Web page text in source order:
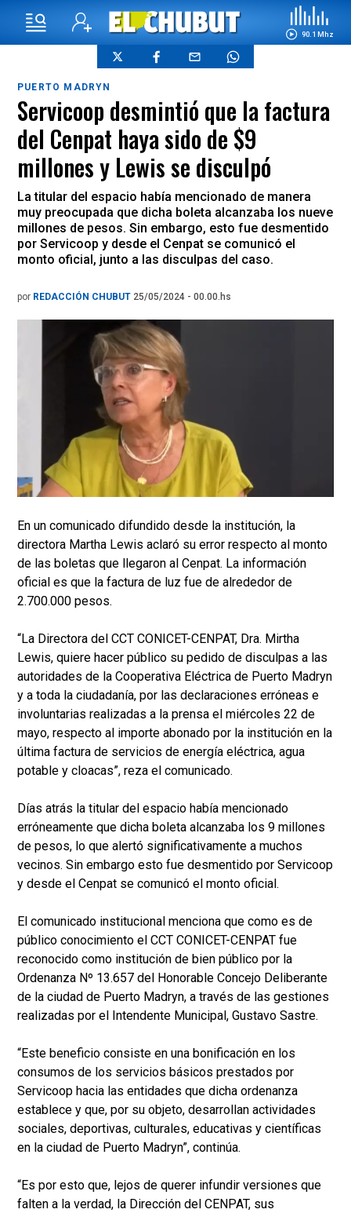
90.1 Mhz
PUERTO MADRYN
Servicoop desmintió que la factura
del Cenpat haya sido de $9
millones y Lewis se disculpó
La titular del espacio había mencionado de manera
muy preocupada que dicha boleta alcanzaba los nueve
millones de pesos. Sin embargo, esto fue desmentido
por Servicoop y desde el Cenpat se comunicó el
monto oficial, junto a las disculpas del caso.
por REDACCIÓN CHUBUT 25/05/2024 - 00.00.hs
En un comunicado difundido desde la institución, la
directora Martha Lewis aclaró su error respecto al monto
de las boletas que llegaron al Cenpat. La información
oficial es que la factura de luz fue de alrededor de
2.700.000 pesos.
“La Directora del CCT CONICET-CENPAT, Dra. Mirtha
Lewis, quiere hacer público su pedido de disculpas a las
autoridades de la Cooperativa Eléctrica de Puerto Madryn
y a toda la ciudadanía, por las declaraciones erróneas e
involuntarias realizadas a la prensa el miércoles 22 de
mayo, respecto al importe abonado por la institución en la
última factura de servicios de energía eléctrica, agua
potable y cloacas”, reza el comunicado.
Días atrás la titular del espacio había mencionado
erróneamente que dicha boleta alcanzaba los 9 millones
de pesos, lo que alertó significativamente a muchos
vecinos. Sin embargo esto fue desmentido por Servicoop
y desde el Cenpat se comunicó el monto oficial.
El comunicado institucional menciona que como es de
público conocimiento el CCT CONICET-CENPAT fue
reconocido como institución de bien público por la
Ordenanza Nº 13.657 del Honorable Concejo Deliberante
de la ciudad de Puerto Madryn, a través de las gestiones
realizadas por el Intendente Municipal, Gustavo Sastre.
“Este beneficio consiste en una bonificación en los
consumos de los servicios básicos prestados por
Servicoop hacia las entidades que dicha ordenanza
establece y que, por su objeto, desarrollan actividades
sociales, deportivas, culturales, educativas y científicas
en la ciudad de Puerto Madryn”, continúa.
“Es por esto que, lejos de querer infundir versiones que
falten a la verdad, la Dirección del CENPAT, sus